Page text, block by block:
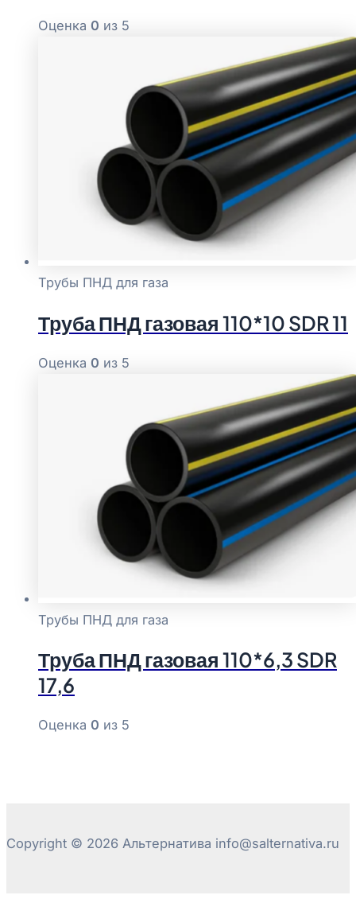
Оценка 0 из 5
Трубы ПНД для газа
Труба ПНД газовая 110*10 SDR 11
Оценка 0 из 5
Трубы ПНД для газа
Труба ПНД газовая 110*6,3 SDR
17,6
Оценка 0 из 5
Copyright © 2026 Альтернатива info@salternativa.ru